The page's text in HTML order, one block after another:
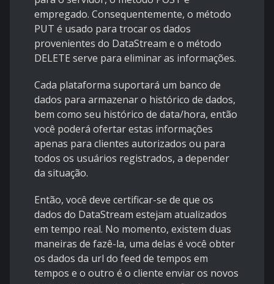
empregado. Consequentemente, o método
PUT é usado para trocar os dados
provenientes do DataStream e o método
DELETE serve para eliminar as informações.
Cada plataforma suportará um banco de
dados para armazenar o histórico de dados,
bem como seu histórico de data/hora, então
você poderá ofertar estas informações
apenas para clientes autorizados ou para
todos os usuários registrados, a depender
da situação.
Então, você deve certificar-se de que os
dados do DataStream estejam atualizados
em tempo real. No momento, existem duas
maneiras de fazê-la, uma delas é você obter
os dados da url do feed de tempos em
tempos e o outro é o cliente enviar os novos